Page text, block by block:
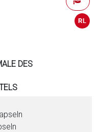
r
m
a
DES